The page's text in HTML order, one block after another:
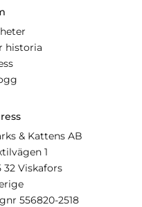
historia
& Kattens AB
1
32 Viskafors
556820-2518